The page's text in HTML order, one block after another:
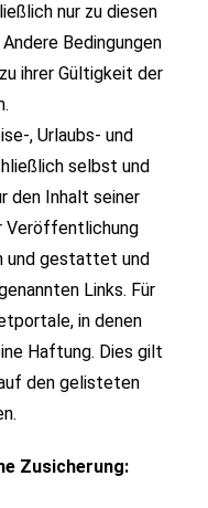
nur zu diesen
Bedingungen
ihrer Gültigkeit der
, Urlaubs- und
selbst und
den Inhalt seiner
Veröffentlichung
und gestattet und
Links. Für
in denen
Haftung. Dies gilt
den gelisteten
Zusicherung: